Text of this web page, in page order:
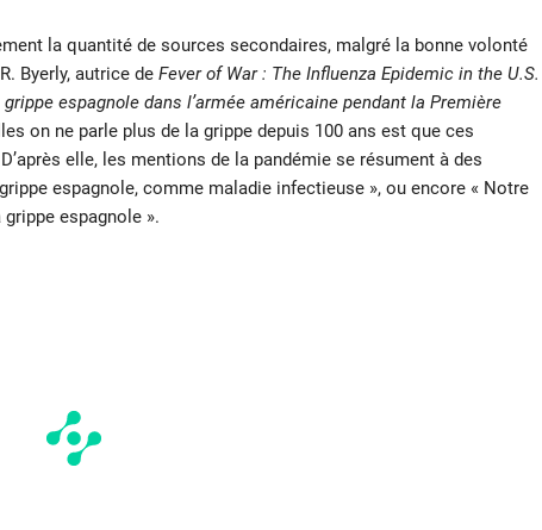
la quantité de sources secondaires, malgré la bonne volonté
Byerly, autrice de Fever of War : The Influenza Epidemic in the U.S.
espagnole dans l’armée américaine pendant la Première
on ne parle plus de la grippe depuis 100 ans est que ces
elle, les mentions de la pandémie se résument à des
espagnole, comme maladie infectieuse », ou encore « Notre
espagnole ».